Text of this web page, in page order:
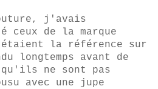
j'avais
ceux de la marque
la référence sur
longtemps avant de
ne sont pas
avec une jupe